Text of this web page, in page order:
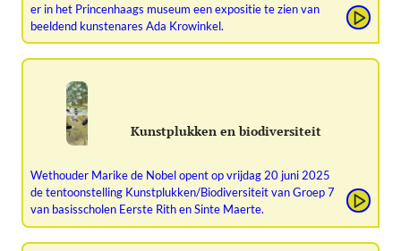
er in het Princenhaags museum een expositie te zien van
beeldend kunstenares Ada Krowinkel.
Kunstplukken en biodiversiteit
Wethouder Marike de Nobel opent op vrijdag 20 juni 2025
de tentoonstelling Kunstplukken/Biodiversiteit van Groep 7
van basisscholen Eerste Rith en Sinte Maerte.